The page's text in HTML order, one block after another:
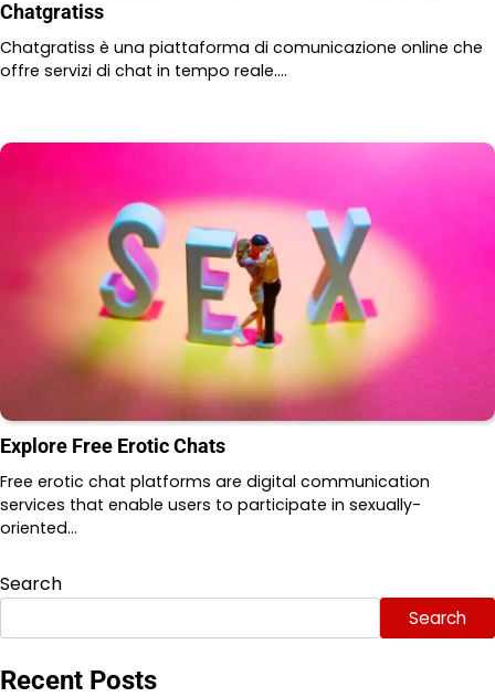
Chatgratiss
Chatgratiss è una piattaforma di comunicazione online che
offre servizi di chat in tempo reale.…
Explore Free Erotic Chats
Free erotic chat platforms are digital communication
services that enable users to participate in sexually-
oriented…
Search
Search
Recent Posts